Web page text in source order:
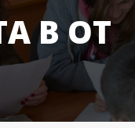
В ОТ